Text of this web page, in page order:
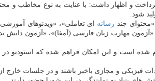
و اظهار داشت: با عنایت به نوع مخاطب و
شود.
چند رسانه ای تعاملی»، «ویدئوهای
مهارت زبان فارسی (آمفا)»، «آزمون دانش
شده است و این امكان فراهم شده كه استودیو در
و مجازی باخبر باشند و در جلسات خارج از